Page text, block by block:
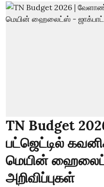
TN Budget
பட்ஜெட்டில்
மெயின்
அறிவிப்புகள்